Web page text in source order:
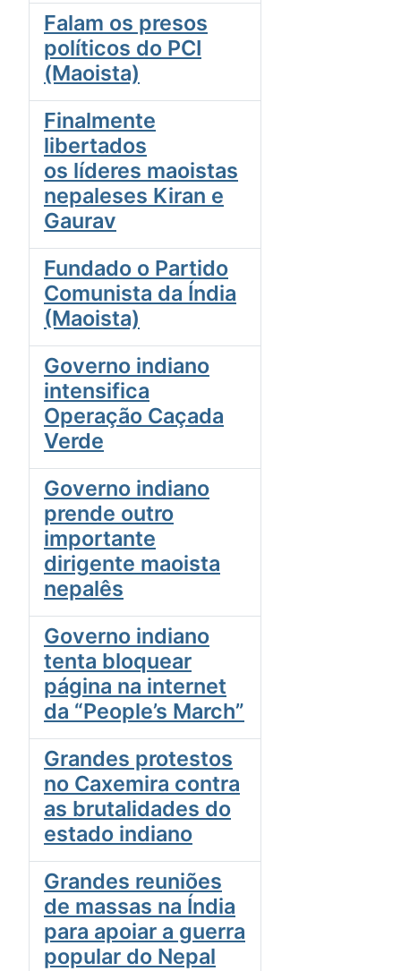
Falam os presos
políticos do PCI
(Maoista)
Finalmente
libertados
os líderes maoistas
nepaleses Kiran e
Gaurav
Fundado o Partido
Comunista da Índia
(Maoista)
Governo indiano
intensifica
Operação Caçada
Verde
Governo indiano
prende outro
importante
dirigente maoista
nepalês
Governo indiano
tenta bloquear
página na internet
da “People’s March”
Grandes protestos
no Caxemira contra
as brutalidades do
estado indiano
Grandes reuniões
de massas na Índia
para apoiar a guerra
popular do Nepal